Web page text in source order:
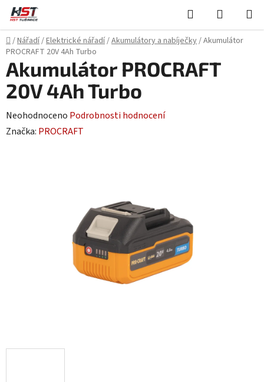
Přejít
obsah
Hledat
KOŠÍK
Domů
/Nářadí/Elektrické nářadí/Akumulátory a nabíječky/Akumulátor
PROCRAFT 20V 4Ah Turbo
Akumulátor PROCRAFT
20V 4Ah Turbo
Průměrné
hodnocení
Neohodnoceno Podrobnosti hodnocení
Značka: PROCRAFT